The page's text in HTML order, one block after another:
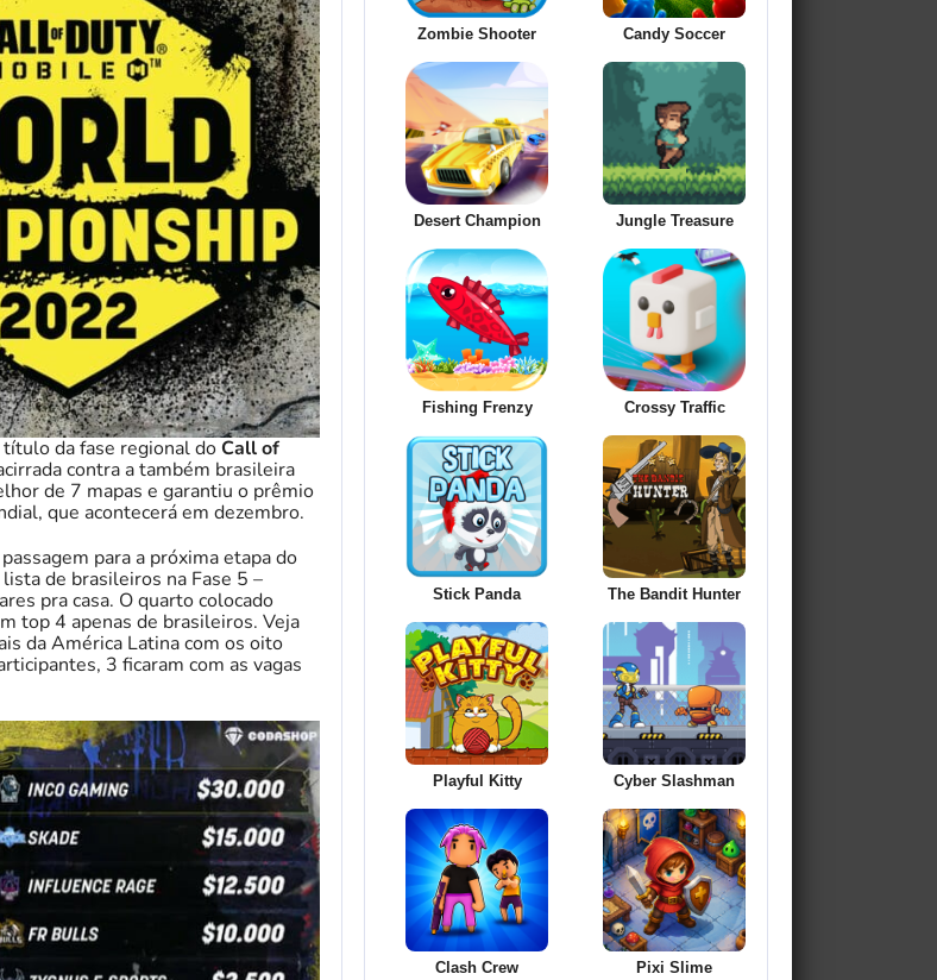
da fase regional doCall of
contra a também brasileira
de 7 mapas e garantiu o prêmio
que acontecerá em dezembro.
para a próxima etapa do
de brasileiros na Fase 5 –
pra casa. O quarto colocado
top 4 apenas de brasileiros. Veja
da América Latina com os oito
3 ficaram com as vagas
Zombie Shooter Candy Soccer
Desert Champion Jungle Treasure
Fishing Frenzy Crossy Traffic
Stick Panda The Bandit Hunter
Playful Kitty Cyber Slashman
Clash Crew Pixi Slime